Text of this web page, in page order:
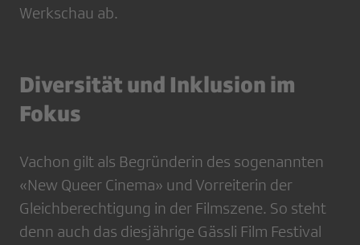
Werkschau ab.
Diversität und Inklusion im
Fokus
Vachon gilt als Begründerin des sogenannten
«New Queer Cinema» und Vorreiterin der
Gleichberechtigung in der Filmszene. So steht
denn auch das diesjährige Gässli Film Festival